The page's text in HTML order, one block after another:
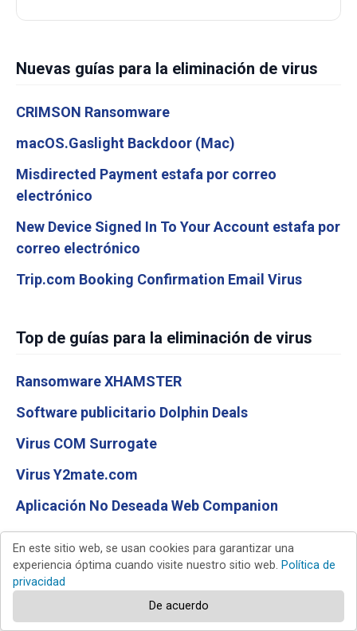
Nuevas guías para la eliminación de virus
CRIMSON Ransomware
macOS.Gaslight Backdoor (Mac)
Misdirected Payment estafa por correo
electrónico
New Device Signed In To Your Account estafa por
correo electrónico
Trip.com Booking Confirmation Email Virus
Top de guías para la eliminación de virus
Ransomware XHAMSTER
Software publicitario Dolphin Deals
Virus COM Surrogate
Virus Y2mate.com
Aplicación No Deseada Web Companion
En este sitio web, se usan cookies para garantizar una
experiencia óptima cuando visite nuestro sitio web. Política de
privacidad
De acuerdo